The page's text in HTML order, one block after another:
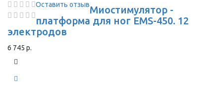
Оставить отзывМиостимулятор -
платформа для ног EMS-450. 12
электродов
6 745 р.